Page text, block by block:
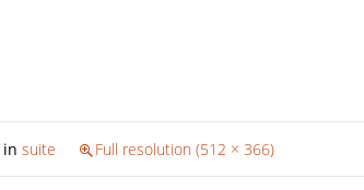
in suite Full resolution (512 × 366)